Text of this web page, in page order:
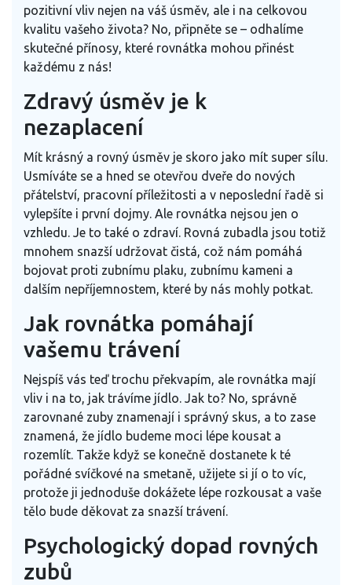
pozitivní vliv nejen na váš úsměv, ale i na celkovou
kvalitu vašeho života? No, připněte se – odhalíme
skutečné přínosy, které rovnátka mohou přinést
každému z nás!
Zdravý úsměv je k
nezaplacení
Mít krásný a rovný úsměv je skoro jako mít super sílu.
Usmíváte se a hned se otevřou dveře do nových
přátelství, pracovní příležitosti a v neposlední řadě si
vylepšíte i první dojmy. Ale rovnátka nejsou jen o
vzhledu. Je to také o zdraví. Rovná zubadla jsou totiž
mnohem snazší udržovat čistá, což nám pomáhá
bojovat proti zubnímu plaku, zubnímu kameni a
dalším nepříjemnostem, které by nás mohly potkat.
Jak rovnátka pomáhají
vašemu trávení
Nejspíš vás teď trochu překvapím, ale rovnátka mají
vliv i na to, jak trávíme jídlo. Jak to? No, správně
zarovnané zuby znamenají i správný skus, a to zase
znamená, že jídlo budeme moci lépe kousat a
rozemlít. Takže když se konečně dostanete k té
pořádné svíčkové na smetaně, užijete si jí o to víc,
protože ji jednoduše dokážete lépe rozkousat a vaše
tělo bude děkovat za snazší trávení.
Psychologický dopad rovných
zubů